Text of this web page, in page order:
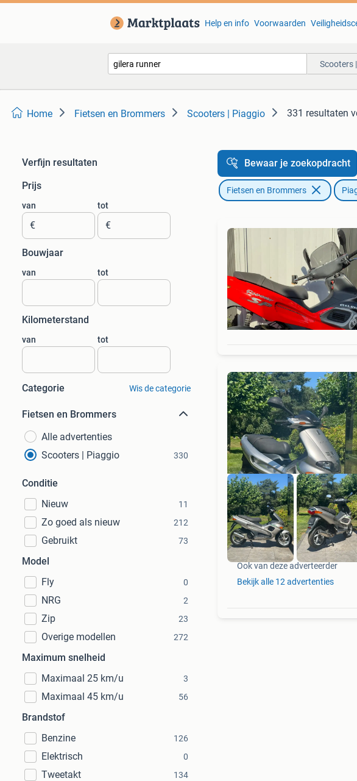
Help en info Voorwaarden
Scooters
Home Fietsen en Brommers Scooters | Piaggio 331 resultaten
Verfijn resultaten
Prijs
van
€
tot
€
Bouwjaar
van tot
Kilometerstand
van tot
Categorie Wis de categorie
Fietsen en Brommers
Alle advertenties
Scooters | Piaggio
330
Conditie
Nieuw
11
Zo goed als nieuw 212
Gebruikt 73
Model
Fly
0
NRG 2
Zip 23
Overige modellen 272
Maximum snelheid
Maximaal 25 km/u
3
Maximaal 45 km/u 56
Brandstof
Benzine
126
Elektrisch 0
Tweetakt 134
Bewaar je zoekopdracht
Fietsen en Brommers
Ook van deze adverteerder
Bekijk alle 12 advertenties